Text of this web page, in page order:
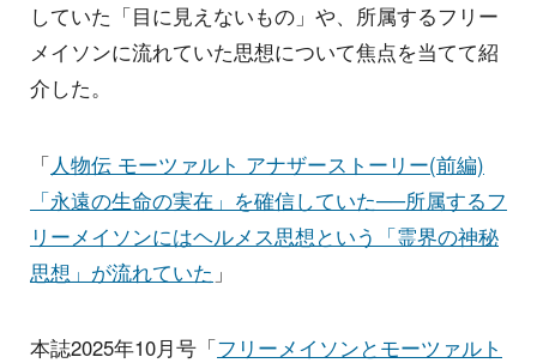
していた「目に見えないもの」や、所属するフリー
メイソンに流れていた思想について焦点を当てて紹
介した。
「 人物伝 モーツァルト アナザーストーリー(前編)
「永遠の生命の実在」を確信していた──所属するフ
リーメイソンにはヘルメス思想という「霊界の神秘
思想」が流れていた 」
本誌2025年10月号「フリーメイソンとモーツァルト